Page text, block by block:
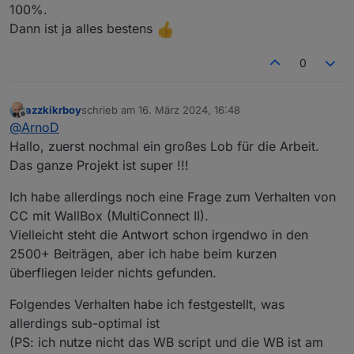
100%.
Dann ist ja alles bestens
0
Offline
azzkikrboyschrieb am 16. März 2024, 16:48
zuletzt editiert von
@ArnoD
Hallo, zuerst nochmal ein großes Lob für die Arbeit.
Das ganze Projekt ist super !!!
Ich habe allerdings noch eine Frage zum Verhalten von
CC mit WallBox (MultiConnect II).
Vielleicht steht die Antwort schon irgendwo in den
2500+ Beiträgen, aber ich habe beim kurzen
überfliegen leider nichts gefunden.
Folgendes Verhalten habe ich festgestellt, was
allerdings sub-optimal ist
(PS: ich nutze nicht das WB script und die WB ist am